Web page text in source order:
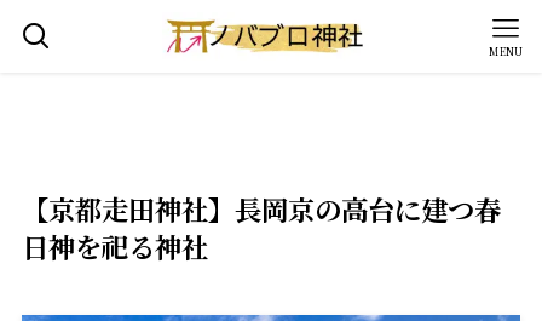
MENU
【京都走田神社】長岡京の高台に建つ春
日神を祀る神社